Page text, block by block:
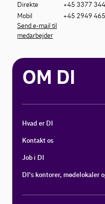
Direkte
+45 3377
Mobil
+45 2949
Send e-mail til
medarbejder
OM DI
Hvad er DI
Kontakt os
Job i DI
DI's kontorer, mødelokaler